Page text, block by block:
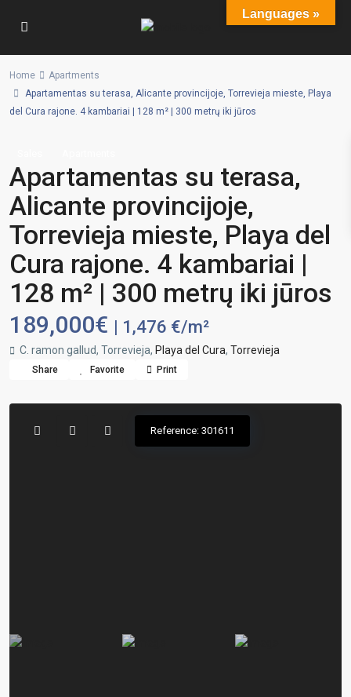
Home
Apartments
Apartamentas su terasa, Alicante provincijoje, Torrevieja mieste, Playa
del Cura rajone. 4 kambariai | 128 m² | 300 metrų iki jūros
Apartamentas su terasa,
Alicante provincijoje,
Torrevieja mieste, Playa del
Cura rajone. 4 kambariai |
128 m² | 300 metrų iki jūros
189,000€ | 1,476 €/m²
C. ramon gallud, Torrevieja, Playa del Cura, Torrevieja
Share Favorite Print
Reference: 301611
Languages »